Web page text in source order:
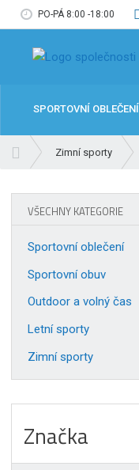
PO-PÁ 8:00 -18:00
SPORTOVNÍ OBLEČENÍ
Zimní sporty
VŠECHNY KATEGORIE
Sportovní oblečení
Sportovní obuv
Outdoor a volný čas
Letní sporty
Zimní sporty
Značka